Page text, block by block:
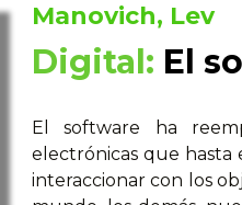
Manovich, Lev
Digital: El
El software ha
electrónicas que hasta
interaccionar con los